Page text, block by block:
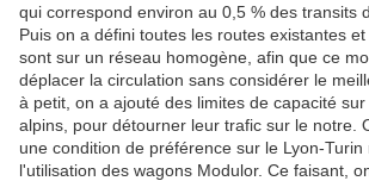
qui correspond environ au 0,5 % des transits
Puis on a défini toutes les routes existantes
sont sur un réseau homogène, afin que ce
déplacer la circulation sans considérer le
à petit, on a ajouté des limites de capacité
alpins, pour détourner leur trafic sur le notre.
une condition de préférence sur le Lyon-Turin
l'utilisation des wagons Modulor. Ce faisant,